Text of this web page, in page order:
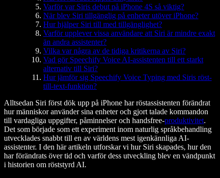
Varför var Siris debut på iPhone 4S så viktig?
När blev Siri tillgänglig på enheter utöver iPhone?
Hur hjälper Siri till med tillgänglighet?
Varför upplever vissa användare att Siri är mindre exakt
än andra assistenter?
Vilka var några av de tidiga kritikerna av Siri?
Vad gör Speechify Voice AI-assistenten till ett starkt
alternativ till Siri?
Hur jämför sig Speechify Voice Typing med Siris röst-
till-text-funktion?
Alltsedan Siri först dök upp på iPhone har röstassistenten förändrat
hur människor använder sina enheter och gjort talade kommandon
till vardagliga uppgifter, påminnelser och handsfree-produktivitet.
Det som började som ett experiment inom naturlig språkbehandling
utvecklades snabbt till en av världens mest igenkännliga AI-
assistenter. I den här artikeln utforskar vi hur Siri skapades, hur den
har förändrats över tid och varför dess utveckling blev en vändpunkt
i historien om röststyrd AI.